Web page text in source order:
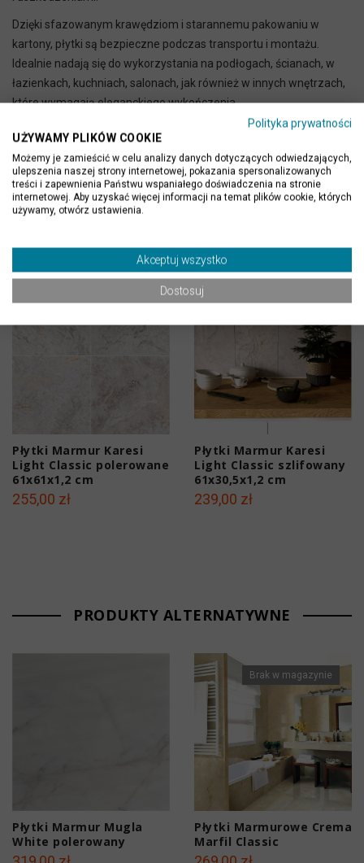
Dzięki sfazowanym krawędziom i starannemu pakowaniu w
kartony, płytki są bezpieczne podczas transportu i montażu.
Idealnie nadają się do wykorzystania na podłogach, ścianach, w
łazienkach, kuchniach, salonach, jak również w innych wnętrzach,
które wymagają eleganckiego wykończenia.
Płytki Marmur Karesi
Light Classic polerowane
61x61x1,2 cm
255,00 zł
Płytki Marmur Karesi
Light Classic szlifowany
61x30,5x1,2 cm
239,00 zł
PRODUKTY ALTERNATYWNE
Płytki Marmur Mugla
White polerowany
60x60x2 cm
Brak w magazynie
Płytki Marmurowe Crema
Marfil Classic
polerowane 60x60x2 cm
Polityka prywatności
UŻYWAMY PLIKÓW COOKIE
Możemy je zamieścić w celu analizy danych dotyczących odwiedzających,
ulepszenia naszej strony internetowej, pokazania spersonalizowanych
treści i zapewnienia Państwu wspaniałego doświadczenia na stronie
internetowej. Aby uzyskać więcej informacji na temat plików cookie, których
używamy, otwórz ustawienia.
Akceptuj wszystko
Dostosuj